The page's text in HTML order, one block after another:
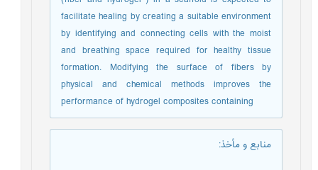
facilitate healing by creating a suitable environment
by identifying and connecting cells with the moist
and breathing space required for healthy tissue
formation. Modifying the surface of fibers by
physical and chemical methods improves the
performance of hydrogel composites containing
منابع و مأخذ: